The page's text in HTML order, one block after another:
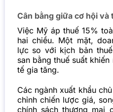
Cân bằng giữa cơ hội và
Việc Mỹ áp thuế 15%
hai chiều. Một mặt,
lực so với kịch bản
san bằng thuế suất
tế gia tăng.
Các ngành xuất khẩu
chỉnh chiến lược giá,
chính sách thương mại